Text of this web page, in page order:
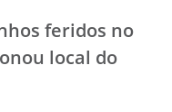
feridos no
local do